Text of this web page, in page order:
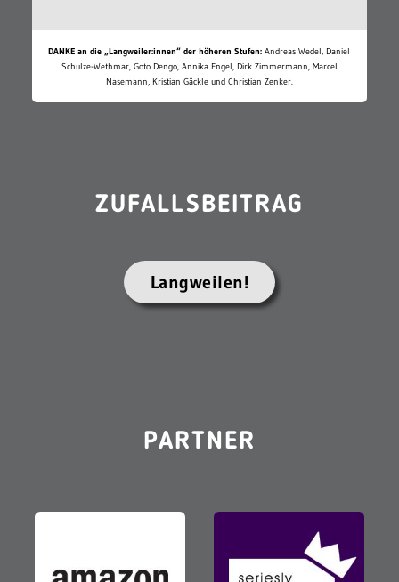
DANKE an die „Langweiler:innen“ der höheren Stufen: Andreas Wedel, Daniel
Schulze-Wethmar, Goto Dengo, Annika Engel, Dirk Zimmermann, Marcel
Nasemann, Kristian Gäckle und Christian Zenker.
ZUFALLSBEITRAG
Langweilen!
PARTNER